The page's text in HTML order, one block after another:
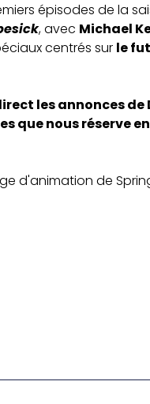
épisodes de la
, avec Michael
centrés sur le
les annonces de
que nous réserve